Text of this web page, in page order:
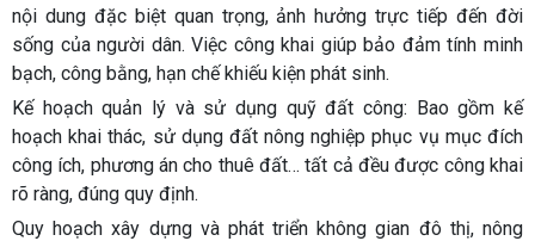
nội dung đặc biệt quan trọng, ảnh hưởng trực tiếp đến đời
sống của người dân. Việc công khai giúp bảo đảm tính minh
bạch, công bằng, hạn chế khiếu kiện phát sinh.
Kế hoạch quản lý và sử dụng quỹ đất công: Bao gồm kế
hoạch khai thác, sử dụng đất nông nghiệp phục vụ mục đích
công ích, phương án cho thuê đất… tất cả đều được công khai
rõ ràng, đúng quy định.
Quy hoạch xây dựng và phát triển không gian đô thị, nông